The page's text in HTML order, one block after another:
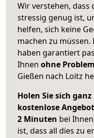
Wir verstehen, dass
stressig genug ist,
helfen, sich keine
machen zu müssen.
haben garantiert
Ihnen ohne
Gießen nach Loitz
Holen Sie sich
kostenlose
2 Minuten bei
ist, dass all dies zu